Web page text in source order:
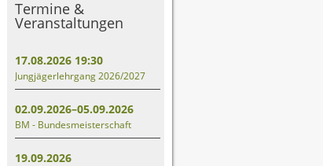
Termine &
Veranstaltungen
17.08.2026 19:30
Jungjägerlehrgang 2026/2027
02.09.2026–05.09.2026
BM - Bundesmeisterschaft
19.09.2026